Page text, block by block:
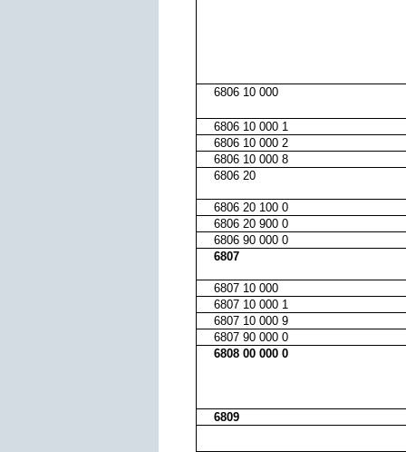
6806 10 000
6806 10 000 1
6806 10 000 2
6806 10 000 8
6806 20
6806 20 100 0
6806 20 900 0
6806 90 000 0
6807
6807 10 000
6807 10 000 1
6807 10 000 9
6807 90 000 0
6808 00 000 0
6809